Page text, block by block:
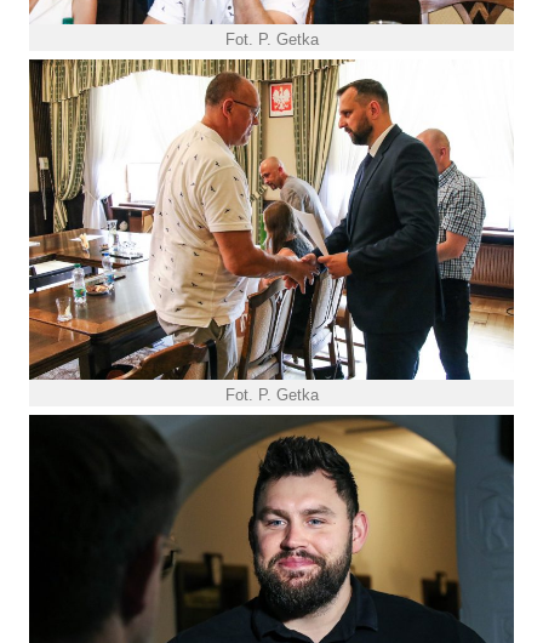
Fot. P. Getka
Fot. P. Getka